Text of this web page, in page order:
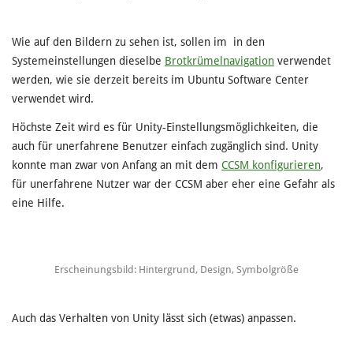
Wie auf den Bildern zu sehen ist, sollen im in den
Systemeinstellungen dieselbe Brotkrümelnavigation verwendet
werden, wie sie derzeit bereits im Ubuntu Software Center
verwendet wird.
Höchste Zeit wird es für Unity-Einstellungsmöglichkeiten, die
auch für unerfahrene Benutzer einfach zugänglich sind. Unity
konnte man zwar von Anfang an mit dem CCSM konfigurieren,
für unerfahrene Nutzer war der CCSM aber eher eine Gefahr als
eine Hilfe.
Erscheinungsbild: Hintergrund, Design, Symbolgröße
Auch das Verhalten von Unity lässt sich (etwas) anpassen.